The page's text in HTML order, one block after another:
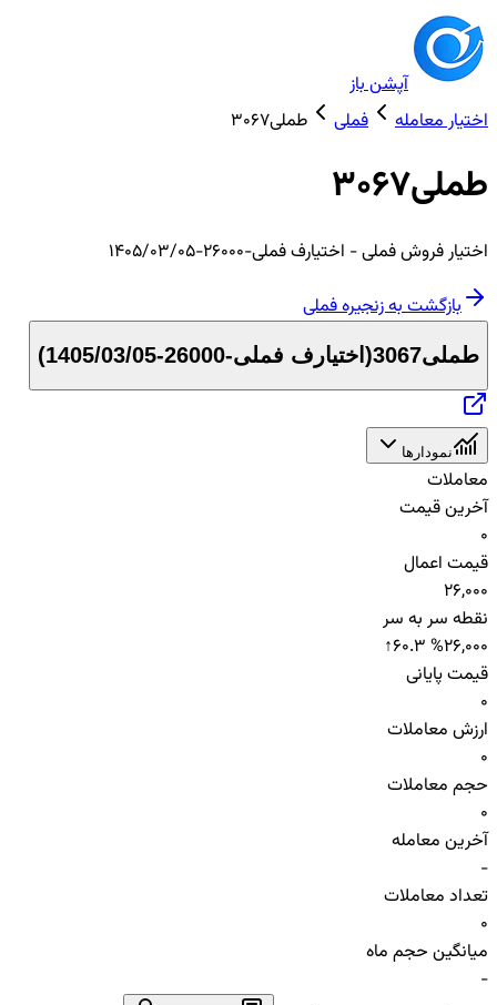
آپشن باز
اختیار معامله
فملی طملی3067
طملی3067
اختیارفروشفملی- اختیارف فملی-26000-1405/03/05
بازگشت به زنجیرهفملی
طملی3067 ( اختیارف فملی-26000-1405/03/05 )
نمودارها
معاملات
آخرین قیمت
0
قیمت اعمال
26,000
نقطه سر به سر
26,000
↑60.3 %
قیمت پایانی
0
ارزش معاملات
0
حجم معاملات
0
آخرین معامله
-
تعداد معاملات
0
میانگین حجم ماه
-